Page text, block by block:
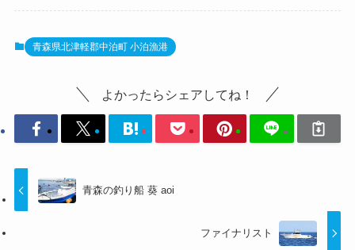
青森県北津軽郡中泊町 小泊漁港
よかったらシェアしてね！
青森の釣り船 葵 aoi
ファイナリスト